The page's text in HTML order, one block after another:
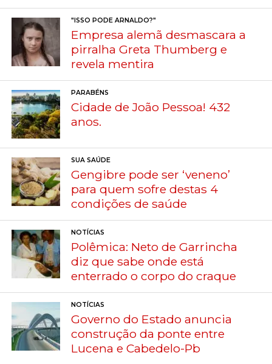
"ISSO PODE ARNALDO?"
Empresa alemã desmascara a
pirralha Greta Thumberg e
revela mentira
PARABÉNS
Cidade de João Pessoa! 432
anos.
SUA SAÚDE
Gengibre pode ser ‘veneno’
para quem sofre destas 4
condições de saúde
NOTÍCIAS
Polêmica: Neto de Garrincha
diz que sabe onde está
enterrado o corpo do craque
NOTÍCIAS
Governo do Estado anuncia
construção da ponte entre
Lucena e Cabedelo-Pb